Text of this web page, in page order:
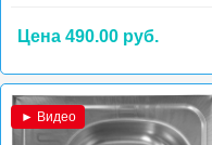
Цена 490.00 руб.
► Видео